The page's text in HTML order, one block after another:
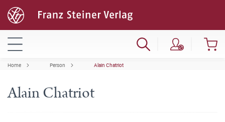
Home Person Alain Chatriot
Alain Chatriot